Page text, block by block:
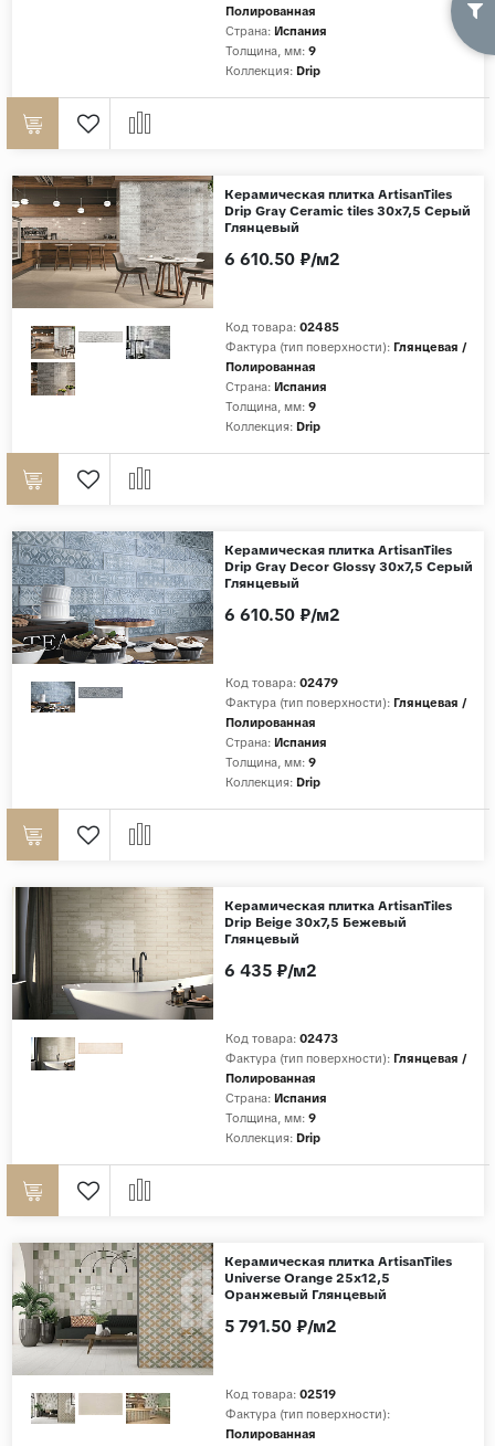
Полированная
Страна: Испания
Толщина, мм: 9
Коллекция: Drip
Керамическая плитка ArtisanTiles
Drip Gray Ceramic tiles 30x7,5 Серый
Глянцевый
Код товара: 02485
Фактура (тип поверхности): Глянцевая /
Полированная
Страна: Испания
Толщина, мм: 9
Коллекция: Drip
6 610.50 ₽/м2
Керамическая плитка ArtisanTiles
Drip Gray Decor Glossy 30x7,5 Серый
Глянцевый
Код товара: 02479
Фактура (тип поверхности): Глянцевая /
Полированная
Страна: Испания
Толщина, мм: 9
Коллекция: Drip
6 610.50 ₽/м2
Керамическая плитка ArtisanTiles
Drip Beige 30x7,5 Бежевый
Глянцевый
Код товара: 02473
Фактура (тип поверхности): Глянцевая /
Полированная
Страна: Испания
Толщина, мм: 9
Коллекция: Drip
6 435 ₽/м2
Керамическая плитка ArtisanTiles
Universe Orange 25x12,5
Оранжевый Глянцевый
Код товара: 02519
Фактура (тип поверхности):
Полированная
5 791.50 ₽/м2